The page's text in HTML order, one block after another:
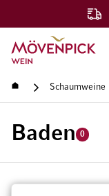
Zur Startseite
Startseite Schaumweine
Baden 0